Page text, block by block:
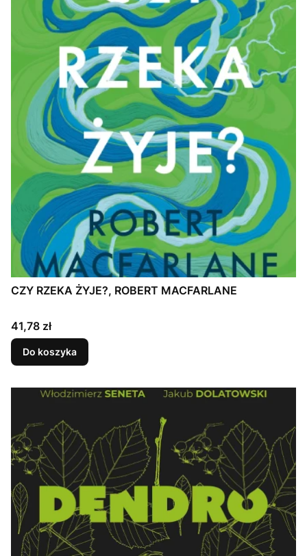
CZY RZEKA ŻYJE?, ROBERT MACFARLANE
Cena
41,78 zł
Do koszyka